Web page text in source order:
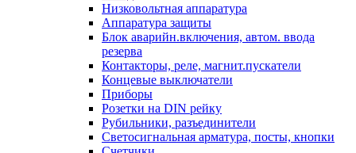
Низковольтная аппаратура
Аппаратура защиты
Блок аварийн.включения, автом. ввода
резерва
Контакторы, реле, магнит.пускатели
Концевые выключатели
Приборы
Розетки на DIN рейку
Рубильники, разъединители
Светосигнальная арматура, посты, кнопки